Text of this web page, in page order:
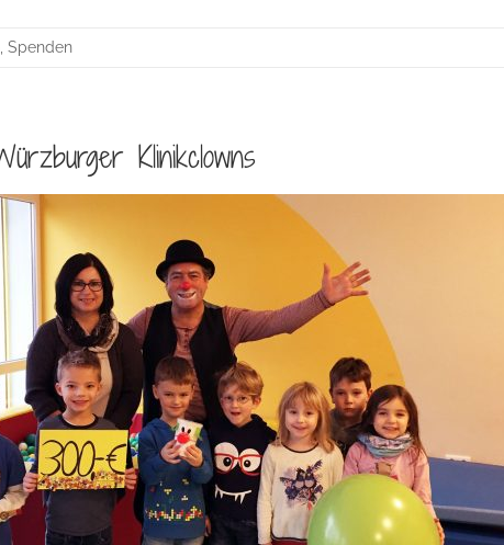
Spenden
Klinikclowns